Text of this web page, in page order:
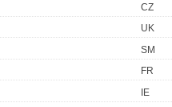
CZ
UK
SM
FR
IE